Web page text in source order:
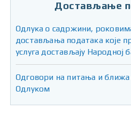
Достављање
Одлука о садржини,
достављања података које
услуга достављају Народној
Одговори на питања и ближа
Одлуком